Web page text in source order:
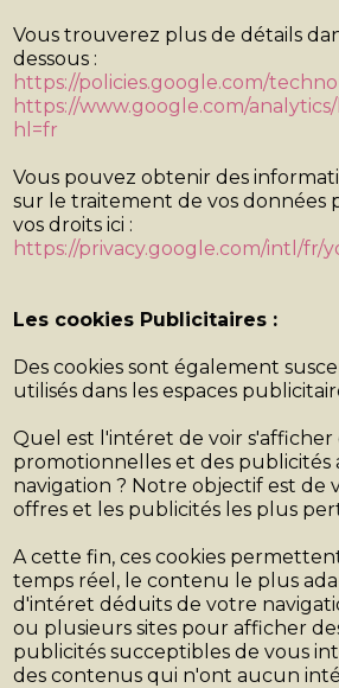
Vous trouverez plus de détails
dessous :
https://policies.google.com/
https://www.google.com/
hl=fr
Vous pouvez obtenir des
sur le traitement de vos données
vos droits ici :
https://privacy.google.com/intl/fr/
Les cookies Publicitaires :
Des cookies sont également
utilisés dans les espaces
Quel est l'intéret de voir s'afficher
promotionnelles et des publicités
navigation ? Notre objectif est de
offres et les publicités les plus
A cette fin, ces cookies
temps réel, le contenu le plus
d'intéret déduits de votre
ou plusieurs sites pour afficher
publicités succeptibles de vous
des contenus qui n'ont aucun